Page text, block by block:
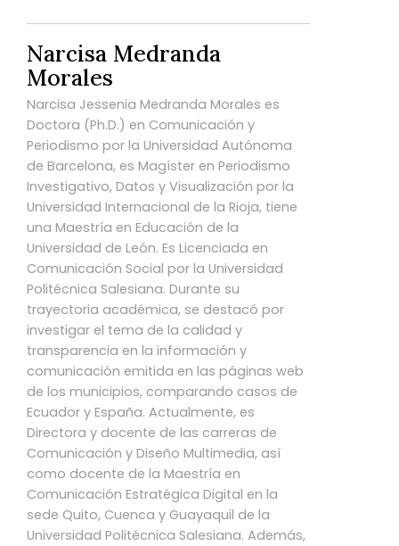
Narcisa Medranda
Morales
Narcisa Jessenia Medranda Morales es
Doctora (Ph.D.) en Comunicación y
Periodismo por la Universidad Autónoma
de Barcelona, es Magíster en Periodismo
Investigativo, Datos y Visualización por la
Universidad Internacional de la Rioja, tiene
una Maestría en Educación de la
Universidad de León. Es Licenciada en
Comunicación Social por la Universidad
Politécnica Salesiana. Durante su
trayectoria académica, se destacó por
investigar el tema de la calidad y
transparencia en la información y
comunicación emitida en las páginas web
de los municipios, comparando casos de
Ecuador y España. Actualmente, es
Directora y docente de las carreras de
Comunicación y Diseño Multimedia, así
como docente de la Maestría en
Comunicación Estratégica Digital en la
sede Quito, Cuenca y Guayaquil de la
Universidad Politécnica Salesiana. Además,